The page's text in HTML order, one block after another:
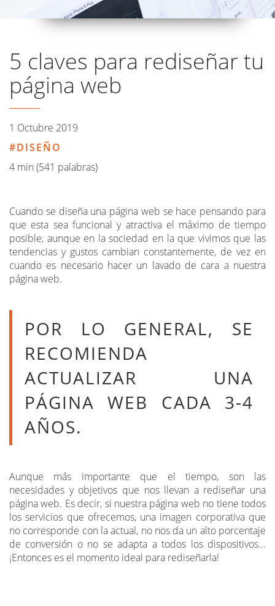
5 claves para rediseñar tu
página web
1 Octubre 2019
DISEÑO
4 min (541 palabras)
Cuando se diseña una página web se hace pensando para
que esta sea funcional y atractiva el máximo de tiempo
posible, aunque en la sociedad en la que vivimos que las
tendencias y gustos cambian constantemente, de vez en
cuando es necesario hacer un lavado de cara a nuestra
página web.
POR LO GENERAL, SE
RECOMIENDA
ACTUALIZAR UNA
PÁGINA WEB CADA 3-4
AÑOS.
Aunque más importante que el tiempo, son las
necesidades y objetivos que nos llevan a rediseñar una
página web. Es decir, si nuestra página web no tiene todos
los servicios que ofrecemos, una imagen corporativa que
no corresponde con la actual, no nos da un alto porcentaje
de conversión o no se adapta a todos los dispositivos...
¡Entonces es el momento ideal para rediseñarla!